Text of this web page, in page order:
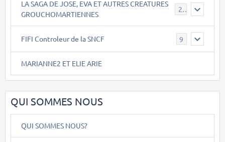
LA SAGA DE JOSE, EVA ET AUTRES CREATURES
GROUCHOMARTIENNES
26
FIFI Controleur de la SNCF 9
MARIANNE2 ET ELIE ARIE
QUI SOMMES NOUS
QUI SOMMES NOUS?